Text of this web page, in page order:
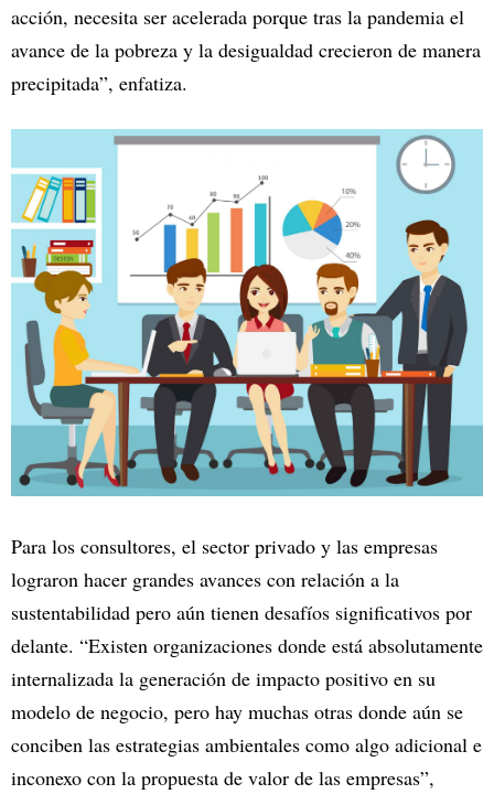
acción, necesita ser acelerada porque tras la pandemia el
avance de la pobreza y la desigualdad crecieron de manera
precipitada”, enfatiza.
Para los consultores, el sector privado y las empresas
lograron hacer grandes avances con relación a la
sustentabilidad pero aún tienen desafíos significativos por
delante. “Existen organizaciones donde está absolutamente
internalizada la generación de impacto positivo en su
modelo de negocio, pero hay muchas otras donde aún se
conciben las estrategias ambientales como algo adicional e
inconexo con la propuesta de valor de las empresas”,